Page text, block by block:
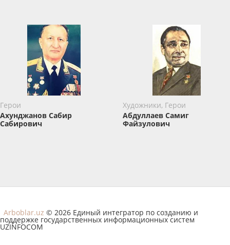
Герои
Ахунджанов Сабир
Сабирович
Художники, Герои
Абдуллаев Самиг
Файзулович
Arboblar.uz © 2026 Единый интегратор по созданию и
поддержке государственных информационных систем
UZINFOCOM